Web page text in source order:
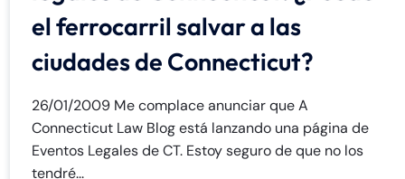
el ferrocarril salvar a las
ciudades de Connecticut?
26/01/2009 Me complace anunciar que A
Connecticut Law Blog está lanzando una página de
Eventos Legales de CT. Estoy seguro de que no los
tendré...